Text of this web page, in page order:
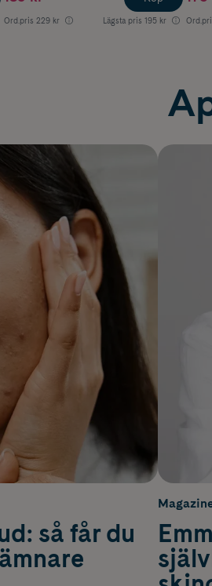
Ord.pris 229 kr Lägsta pris 195 kr
så får du